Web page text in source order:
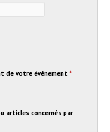
de votre événement *
articles concernés par